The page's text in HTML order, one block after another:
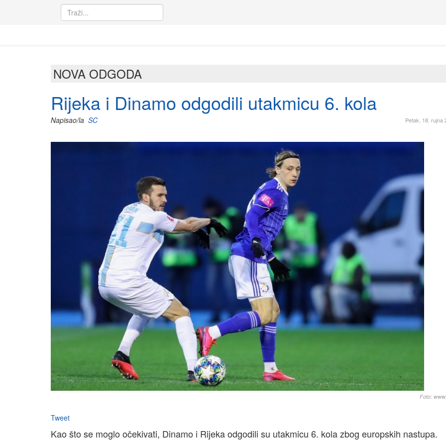
NOVA ODGODA
Rijeka i Dinamo odgodili utakmicu 6. kola
Petak, 18. rujna
Napisao/la SC
Foto:
Tweet
Kao što se moglo očekivati, Dinamo i Rijeka odgodili su utakmicu 6. kola zbog europskih nastupa.